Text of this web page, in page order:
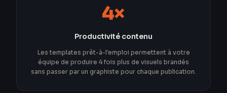
4×
Productivité contenu
Les templates prêt-à-l'emploi permettent à votre
équipe de produire 4 fois plus de visuels brandés
sans passer par un graphiste pour chaque publication.